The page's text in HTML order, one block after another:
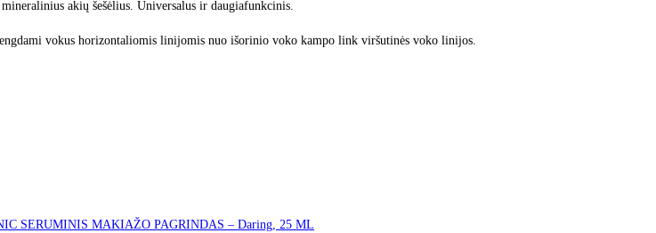
akių šešėlius. Universalus ir daugiafunkcinis.
vokus horizontaliomis linijomis nuo išorinio voko kampo link viršutinės voko linijos.